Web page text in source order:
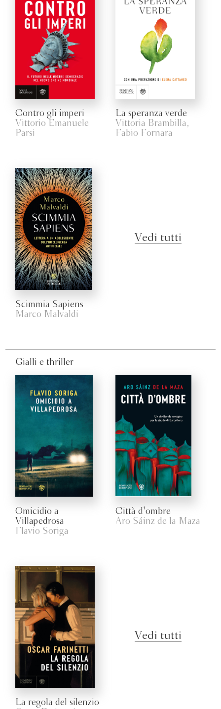
Contro gli imperi
Vittorio Emanuele
Parsi
La speranza verde
Vittoria Brambilla,
Fabio Fornara
Scimmia Sapiens
Marco Malvaldi
Vedi tutti
Gialli e thriller
Omicidio a
Villapedrosa
Flavio Soriga
Città d'ombre
Aro Sáinz de la Maza
La regola del silenzio
Vedi tutti